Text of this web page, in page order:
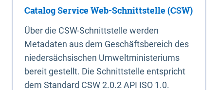
Catalog Service Web-Schnittstelle (CSW)
Über die CSW-Schnittstelle werden
Metadaten aus dem Geschäftsbereich des
niedersächsischen Umweltministeriums
bereit gestellt. Die Schnittstelle entspricht
dem Standard CSW 2.0.2 API ISO 1.0.